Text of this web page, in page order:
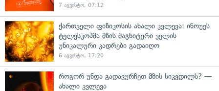
7 აგვისტო, 07:12
ქართველი ფიზიკოსის ახალი კვლევა: ინოუეს
ტელესკოპმა მზის მაგნიტური ველის
უნიკალური კადრები გადაიღო
6 აგვისტო, 17:20
როგორ უნდა გადავურჩეთ მზის სიკვდილს? —
ახალი კვლევა